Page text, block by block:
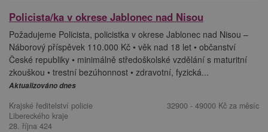
Policista/ka v okrese Jablonec nad Nisou
Požadujeme Policista, policistka v okrese Jablonec nad Nisou –
Náborový příspěvek 110.000 Kč • věk nad 18 let • občanství
České republiky • minimálně středoškolské vzdělání s maturitní
zkouškou • trestní bezúhonnost • zdravotní, fyzická...
Aktualizováno dnes
Krajské ředitelství policie
Libereckého kraje
28. října 424
32900 - 49000 Kč za měsíc